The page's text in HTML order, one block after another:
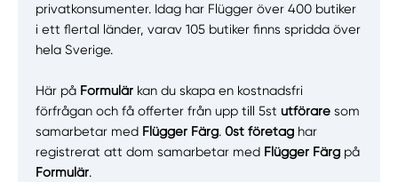
privatkonsumenter. Idag har Flügger över 400 butiker
i ett flertal länder, varav 105 butiker finns spridda över
hela Sverige.
Här på Formulär kan du skapa en kostnadsfri
förfrågan och få offerter från upp till 5stutförare som
samarbetar med Flügger Färg.0st företag har
registrerat att dom samarbetar med Flügger Färg på
Formulär.